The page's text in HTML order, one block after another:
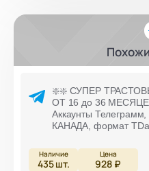
❇️❇️ СУПЕР
ОТ 16 до 36
Аккаунты
КАНАДА, формат
435шт. 928 ₽